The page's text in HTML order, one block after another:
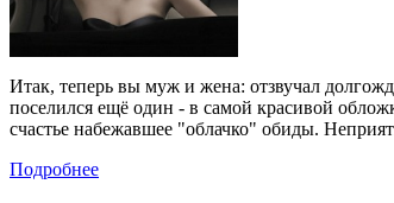
Итак, теперь вы муж и жена: отзвучал
поселился ещё один - в самой красивой
счастье набежавшее "облачко" обиды.
Подробнее